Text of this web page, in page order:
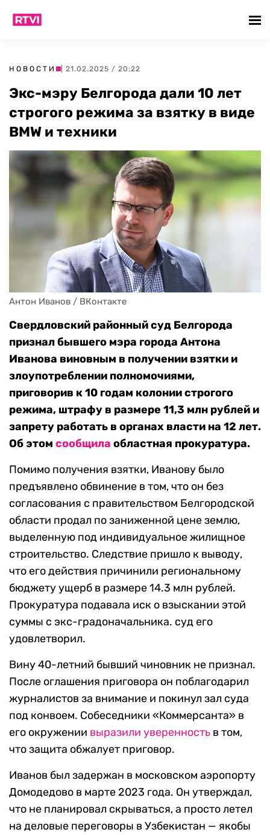
НОВОСТИ | 21.02.2025 / 20:22
Экс-мэру Белгорода дали 10 лет
строгого режима за взятку в виде
BMW и техники
Антон Иванов / ВКонтакте
Свердловский районный суд Белгорода
признал бывшего мэра города Антона
Иванова виновным в получении взятки и
злоупотреблении полномочиями,
приговорив к 10 годам колонии строгого
режима, штрафу в размере 11,3 млн рублей и
запрету работать в органах власти на 12 лет.
Об этом сообщила областная прокуратура.
Помимо получения взятки, Иванову было
предъявлено обвинение в том, что он без
согласования с правительством Белгородской
области продал по заниженной цене землю,
выделенную под индивидуальное жилищное
строительство. Следствие пришло к выводу,
что его действия причинили региональному
бюджету ущерб в размере 14.3 млн рублей.
Прокуратура подавала иск о взыскании этой
суммы с экс-градоначальника. суд его
удовлетворил.
Вину 40-летний бывший чиновник не признал.
После оглашения приговора он поблагодарил
журналистов за внимание и покинул зал суда
под конвоем. Собеседники «Коммерсанта» в
его окружении выразили уверенность в том,
что защита обжалует приговор.
Иванов был задержан в московском аэропорту
Домодедово в марте 2023 года. Он утверждал,
что не планировал скрываться, а просто летел
на деловые переговоры в Узбекистан — якобы